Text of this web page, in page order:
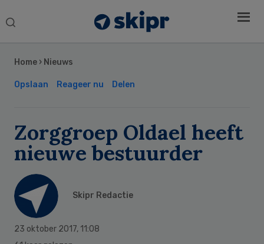
Search
Home › Nieuws
Opslaan Reageer nu Delen
Zorggroep Oldael heeft
nieuwe bestuurder
Skipr Redactie
23 oktober 2017, 11:08
Sidebar